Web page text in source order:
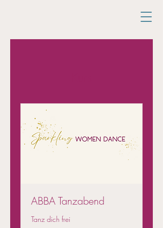
ABBA Tanzabend
Tanz dich frei